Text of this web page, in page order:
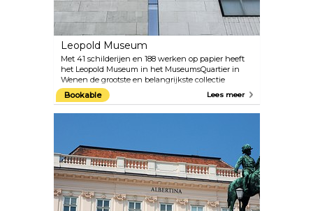
Leopold Museum
Met 41 schilderijen en 188 werken op papier heeft
het Leopold Museum in het MuseumsQuartier in
Wenen de grootste en belangrijkste collectie
werken van Egon Schiele ter wereld. De uitgebreide
collectie “Wenen 1900 en Art Nouveau” is een ander
hoogtepunt van het Leopold Museum. Vooral de
speciale tentoonstellingen presenteert ook
grootschalige tentoonstellingen van werk van
internationaal bekende kunstenaars. Het aanbod
wordt gecompleteerd door een goed gecureerde
museumwinkel en een café met een patio met
uitzicht op de binnenplaats van het
MuseumsQuartier.
Bookable Lees meer